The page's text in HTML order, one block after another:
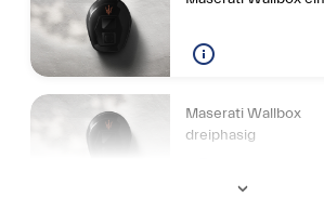
Maserati Wallbox
dreiphasig